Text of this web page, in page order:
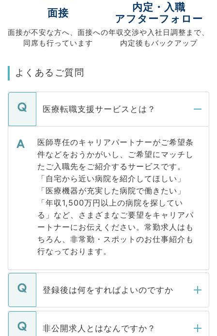
面接
面接が不安な方へ、 面接への
同席も行っています
内定・入職
アフターフォロー
年収交渉や入社日調整まで、
内定後もバックアップ
よくあるご質問
医療転職支援サービスとは？
医師専任のキャリアパートナーがご希望条
件などをおうかがいし、ご希望にマッチし
たご入職先をご紹介するサービスです。
「自宅から近い病院を紹介してほしい」
「医療機器が充実した病院で働きたい」
「年収1,500万円以上の病院を探してい
る」など、さまざまなご要望をキャリアパ
ートナーにお伝えください。常勤求人はも
ちろん、非常勤・スポットのお仕事紹介も
行なっております。
登録後は何をすればよいのですか
ご登録いただきましたら、弊社担当者がご
登録内容を確認し、その後メールもしくは
非公開求人とはなんですか？